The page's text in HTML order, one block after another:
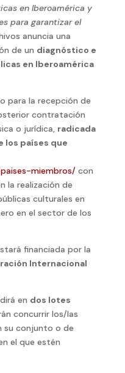
en Iberoamérica y
para garantizar el
anuncia una
de un diagnóstico e
en Iberoamérica
para la recepción de
contratación
o jurídica, radicada
los países que
miembros/con
la realización de
culturales en
en el sector de los
financiada por la
Internacional
en dos lotes
concurrir los/las
su conjunto o de
el que estén